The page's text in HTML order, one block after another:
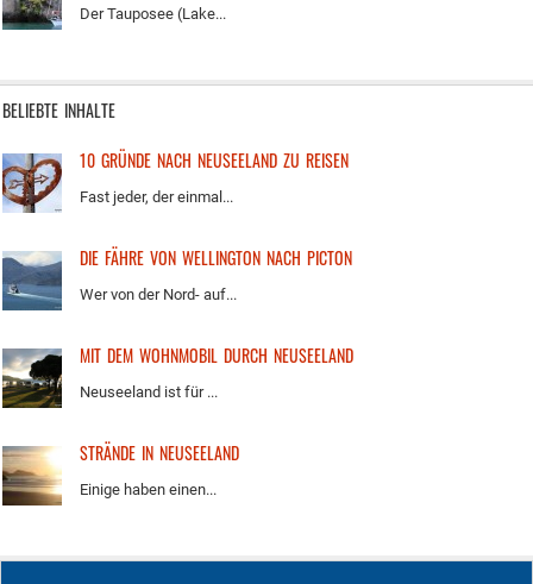
Der Tauposee (Lake...
BELIEBTE INHALTE
10 GRÜNDE NACH NEUSEELAND ZU REISEN
Fast jeder, der einmal...
DIE FÄHRE VON WELLINGTON NACH PICTON
Wer von der Nord- auf...
MIT DEM WOHNMOBIL DURCH NEUSEELAND
Neuseeland ist für ...
STRÄNDE IN NEUSEELAND
Einige haben einen...